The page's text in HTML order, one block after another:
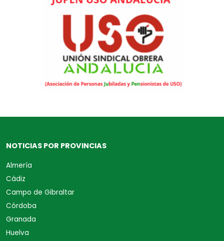
NOTICIAS POR PROVINCIAS
Almería
Cádiz
Campo de Gibraltar
Córdoba
Granada
Huelva